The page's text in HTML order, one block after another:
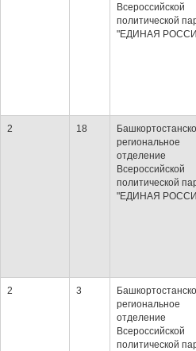
Всероссийской
политической
"ЕДИНАЯ
2 18
региональное
отделение
Всероссийской
политической
"ЕДИНАЯ
2 3
региональное
отделение
Всероссийской
политической